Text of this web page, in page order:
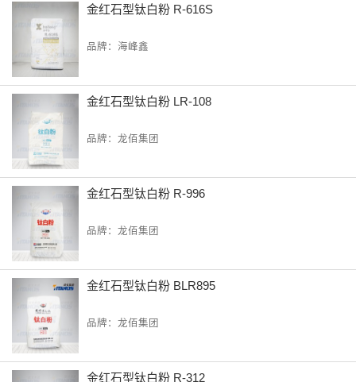
金红石型钛白粉 R-616S
品牌：海峰鑫
金红石型钛白粉 LR-108
品牌：龙佰集团
金红石型钛白粉 R-996
品牌：龙佰集团
金红石型钛白粉 BLR895
品牌：龙佰集团
金红石型钛白粉 R-312